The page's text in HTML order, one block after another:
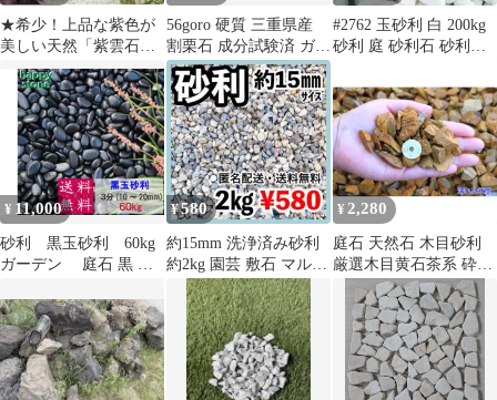
★希少！上品な紫色が
美しい天然「紫雲石」
【三重県産】【一点
物】紫雲石１石景石
【２】
56goro 硬質 三重県産
割栗石 成分試験済 ガー
デンストーン 約20kg
#2762 玉砂利 白 200kg
砂利 庭 砂利石 砂利敷
¥ 11,000
砂利 黒玉砂利 60kg
ガーデン 庭石 黒 玉
ーデニング 庭 敷石 販
売 砂利 大量 砕石 丸石
玉石 玉砂利 じゃり 庭
おしゃれ 化粧石 化粧砂
利 防草砂利 ガーデン用
¥580
約15mm 洗浄済み砂利
約2kg 園芸 敷石 マルチ
ング
¥ 2,280
庭石 天然石 木目砂利
厳選木目黄石茶系 砕石
（木目砂利）化粧砂利
ガーデニング 防犯砂利
エクステリア DIY 敷き
砂利 5分（15～20mm）
10kg